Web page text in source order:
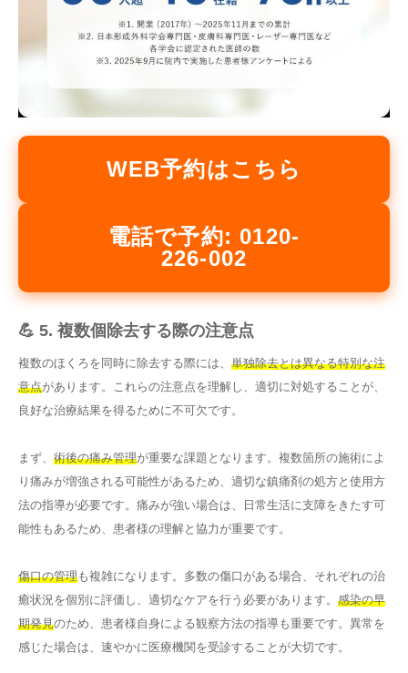
WEB予約はこちら
電話で予約: 0120-
226-002
💪 5. 複数個除去する際の注意点
複数のほくろを同時に除去する際には、 単独除去とは異なる特別な注
意点があります。これらの注意点を理解し、適切に対処することが、
良好な治療結果を得るために不可欠です。
まず、 術後の痛み管理が重要な課題となります。複数箇所の施術によ
り痛みが増強される可能性があるため、適切な鎮痛剤の処方と使用方
法の指導が必要です。痛みが強い場合は、日常生活に支障をきたす可
能性もあるため、患者様の理解と協力が重要です。
傷口の管理も複雑になります。多数の傷口がある場合、それぞれの治
癒状況を個別に評価し、適切なケアを行う必要があります。 感染の早
期発見のため、患者様自身による観察方法の指導も重要です。異常を
感じた場合は、速やかに医療機関を受診することが大切です。